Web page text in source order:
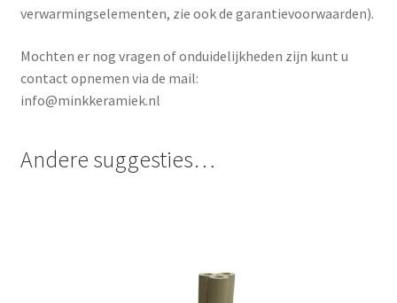
verwarmingselementen, zie ook de garantievoorwaarden).
Mochten er nog vragen of onduidelijkheden zijn kunt u
contact opnemen via de mail:
info@minkkeramiek.nl
Andere suggesties…